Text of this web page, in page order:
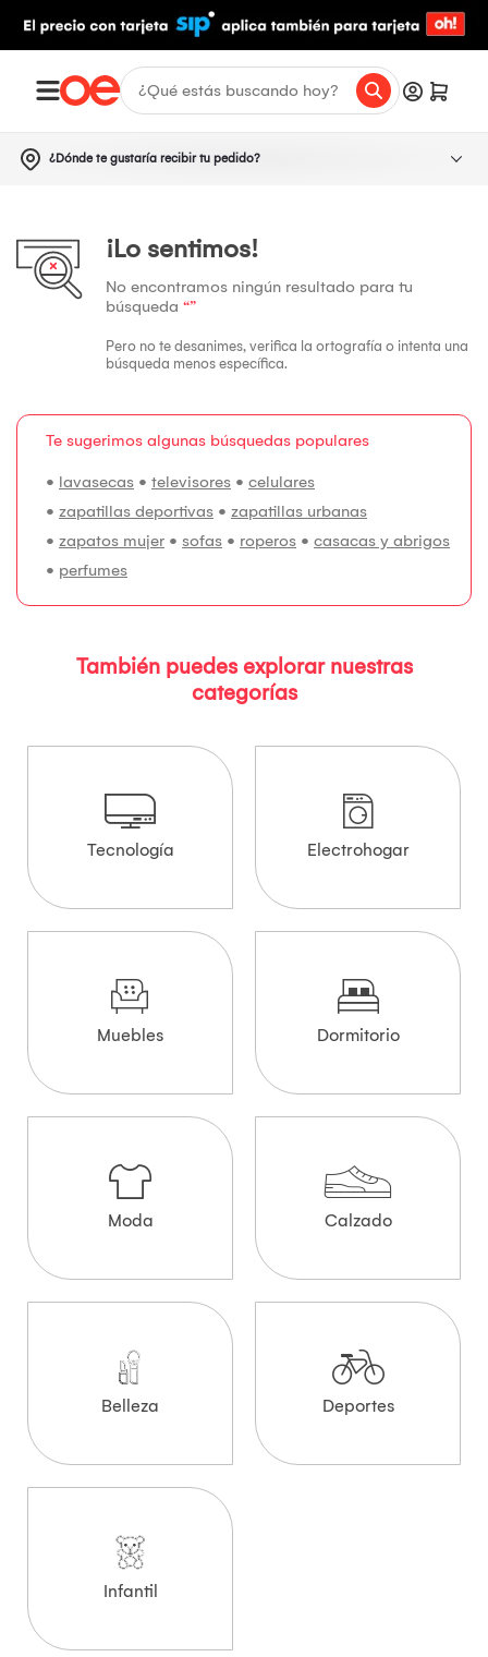
¿Dónde te gustaría recibir tu pedido?
¡Lo sentimos!
No encontramos ningún resultado para tu
búsqueda “”
Pero no te desanimes, verifica la ortografía o intenta una
búsqueda menos específica.
Te sugerimos algunas búsquedas populares
• lavasecas • televisores • celulares
• zapatillas deportivas • zapatillas urbanas
• zapatos mujer • sofas • roperos • casacas y abrigos
• perfumes
También puedes explorar nuestras
categorías
Tecnología Electrohogar
Muebles Dormitorio
Moda Calzado
Belleza Deportes
Infantil